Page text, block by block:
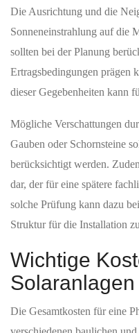
Die Ausrichtung und die
Sonneneinstrahlung auf die
sollten bei der Planung
Ertragsbedingungen prägen
dieser Gegebenheiten kann
Mögliche Verschattungen
Gauben oder Schornsteine
berücksichtigt werden.
dar, der für eine spätere
solche Prüfung kann dazu
Struktur für die Installation
Wichtige
Die Gesamtkosten für eine